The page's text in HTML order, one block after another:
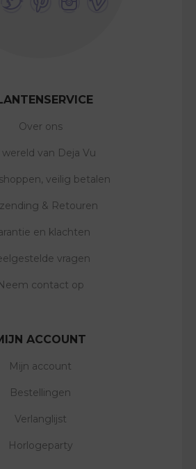
Over ons
wereld van Deja Vu
veilig betalen
& Retouren
en klachten
vragen
contact op
ACCOUNT
Mijn account
Bestellingen
Verlanglijst
Horlogeparty